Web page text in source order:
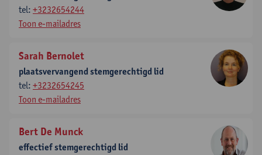
tel: +3232654244
Toon e-mailadres
Sarah Bernolet
plaatsvervangend stemgerechtigd lid
tel: +3232654245
Toon e-mailadres
Bert De Munck
effectief stemgerechtigd lid